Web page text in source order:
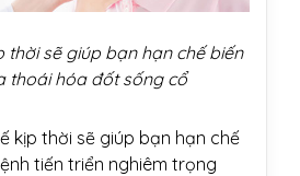
thời sẽ giúp bạn hạn chế biến
thoái hóa đốt sống cổ
kịp thời sẽ giúp bạn hạn chế
tiến triển nghiêm trọng